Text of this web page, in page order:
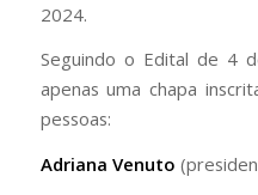
2024.
Seguindo o Edital de 4
apenas uma chapa
pessoas:
Adriana Venuto